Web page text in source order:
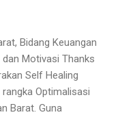
Bidang Keuangan
Motivasi Thanks
Self Healing
Optimalisasi
Barat. Guna